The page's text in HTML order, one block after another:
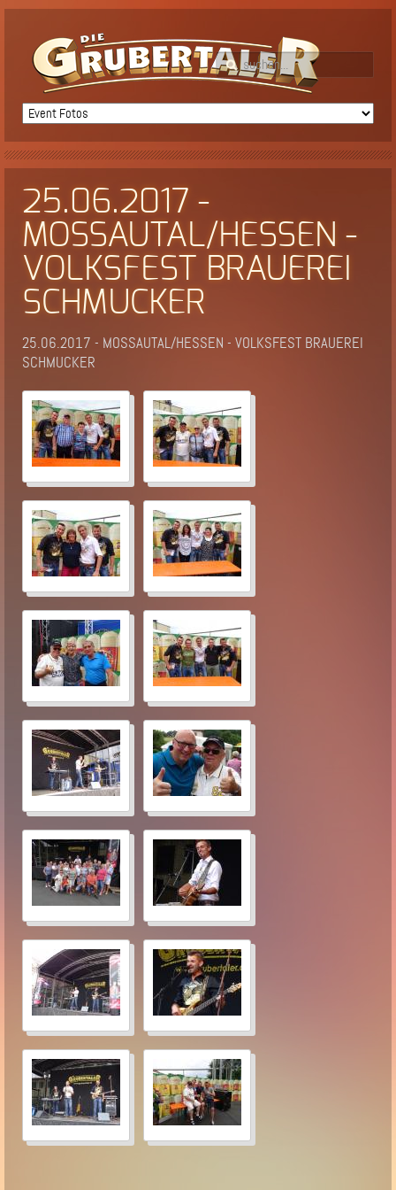
25.06.2017 -
MOSSAUTAL/HESSEN -
VOLKSFEST BRAUEREI
SCHMUCKER
25.06.2017 - MOSSAUTAL/HESSEN - VOLKSFEST BRAUEREI
SCHMUCKER